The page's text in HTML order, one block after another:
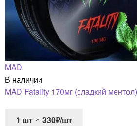
MAD
В наличии
MAD Fatality 170мг (сладкий ментол)
1 шт
330₽/шт